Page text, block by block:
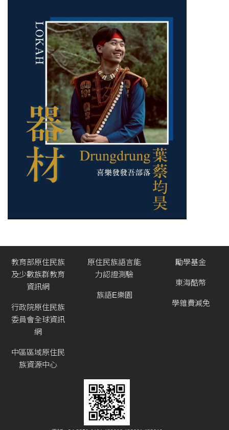
教育部原住民族
及少數族群教育
資訊網
行政院原住民族
委員會全球資訊
網
中區區域原住民
族資源中心
原住民族語言能
力認證測驗
族語E樂園
勵學基金
東海酷幣
學雜費減免